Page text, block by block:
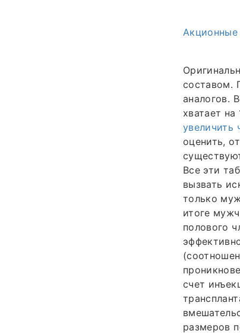
составом.
аналогов.
хватает
увеличить
оценить,
Все эти
вызвать
только
итоге
полового
счет
размеров